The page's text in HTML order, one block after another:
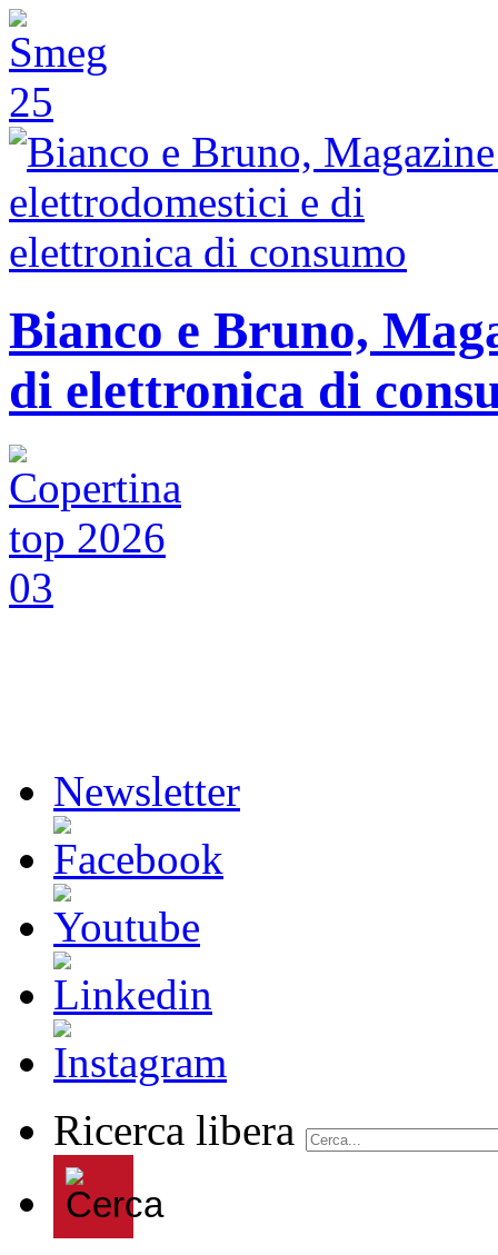
Bianco e Bruno,
di elettronica di
Newsletter
Ricerca libera